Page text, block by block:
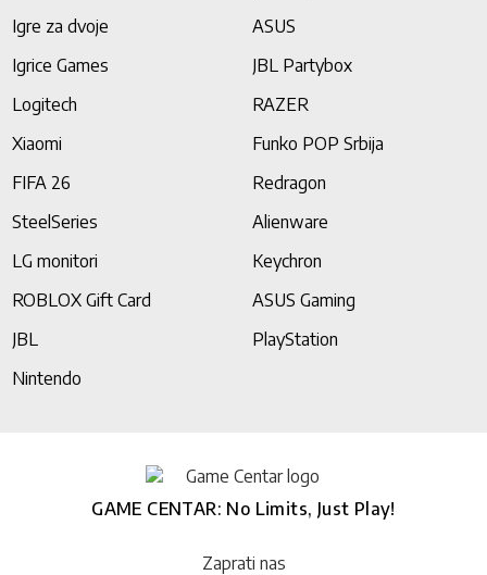
Igre za dvoje
ASUS
Igrice Games
JBL Partybox
Logitech
RAZER
Xiaomi
Funko POP Srbija
FIFA 26
Redragon
SteelSeries
Alienware
LG monitori
Keychron
ROBLOX Gift Card
ASUS Gaming
JBL
PlayStation
Nintendo
GAME CENTAR: No Limits, Just Play!
Zaprati nas